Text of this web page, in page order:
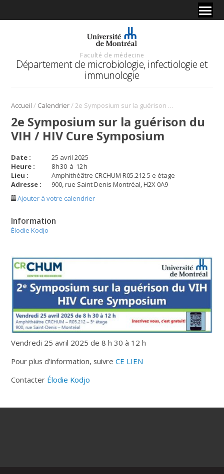
Faculté de médecine
Département de microbiologie, infectiologie et
immunologie
Accueil / Calendrier/ 2e Symposium sur la guérison du VIH / HIV Cure Symposium
2e Symposium sur la guérison du
VIH / HIV Cure Symposium
Date :
25 avril 2025
Heure :
8h30 à 12h
Lieu :
Amphithéâtre CRCHUM R05.212 5 e étage
Adresse :
900, rue Saint Denis Montréal, H2X 0A9
Ajouter à votre calendrier
Information
Élodie Kodjo
Vendredi 25 avril 2025 de 8 h 30 à 12 h
Pour plus d’information, suivreCE LIEN
Contacter Élodie Kodjo